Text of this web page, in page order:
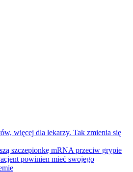
więcej dla lekarzy. Tak zmienia się
szczepionkę mRNA przeciw grypie
powinien mieć swojego